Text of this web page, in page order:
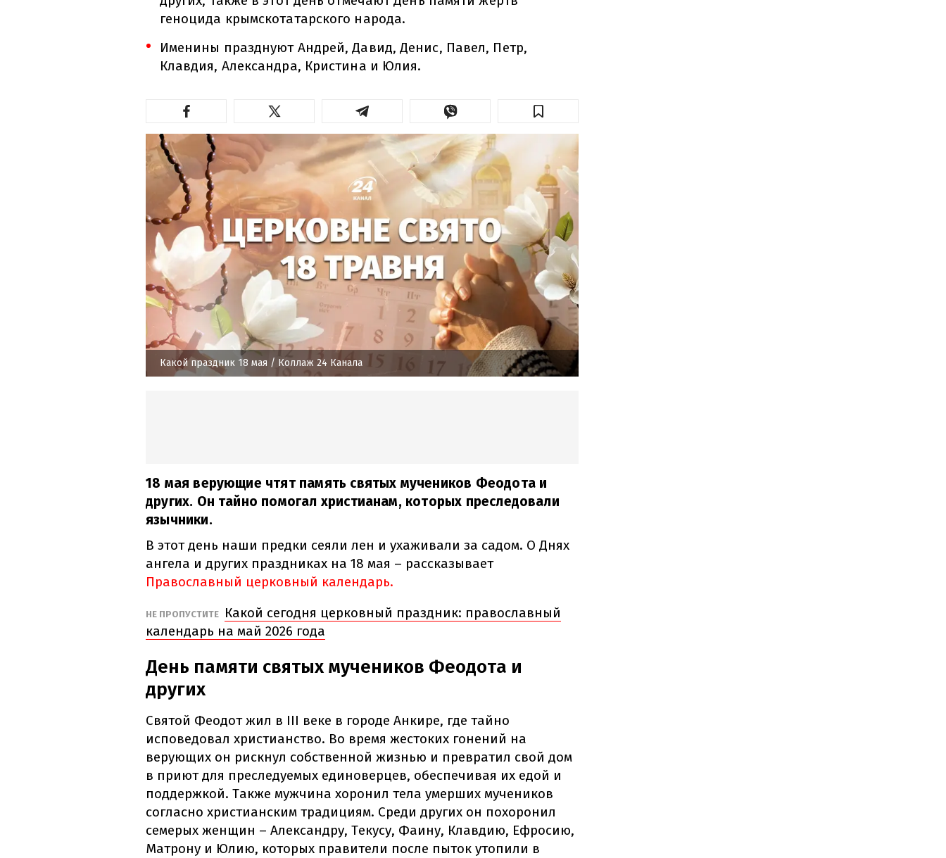
геноцида крымскотатарского народа.
Именины празднуют Андрей, Давид, Денис, Павел, Петр,
Клавдия, Александра, Кристина и Юлия.
Какой праздник 18 мая / Коллаж 24 Канала
18 мая верующие чтят память святых мучеников Феодота и
других. Он тайно помогал христианам, которых преследовали
язычники.
В этот день наши предки сеяли лен и ухаживали за садом. О Днях
ангела и других праздниках на 18 мая – рассказывает
Православный церковный календарь.
НЕ ПРОПУСТИТЕ
Какой сегодня церковный праздник: православный
календарь на май 2026 года
День памяти святых мучеников Феодота и
других
Святой Феодот жил в III веке в городе Анкире, где тайно
исповедовал христианство. Во время жестоких гонений на
верующих он рискнул собственной жизнью и превратил свой дом
в приют для преследуемых единоверцев, обеспечивая их едой и
поддержкой. Также мужчина хоронил тела умерших мучеников
согласно христианским традициям. Среди других он похоронил
семерых женщин – Александру, Текусу, Фаину, Клавдию, Ефросию,
Матрону и Юлию, которых правители после пыток утопили в